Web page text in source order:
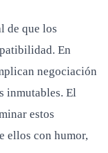
de que los
En
negociación
inmutables. El
estos
ellos con humor,